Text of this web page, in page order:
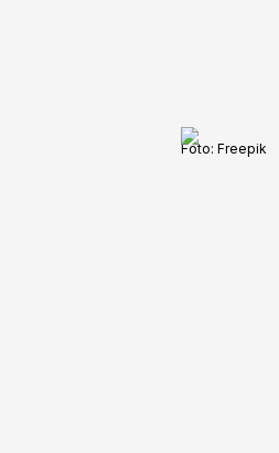
Foto: Freepik